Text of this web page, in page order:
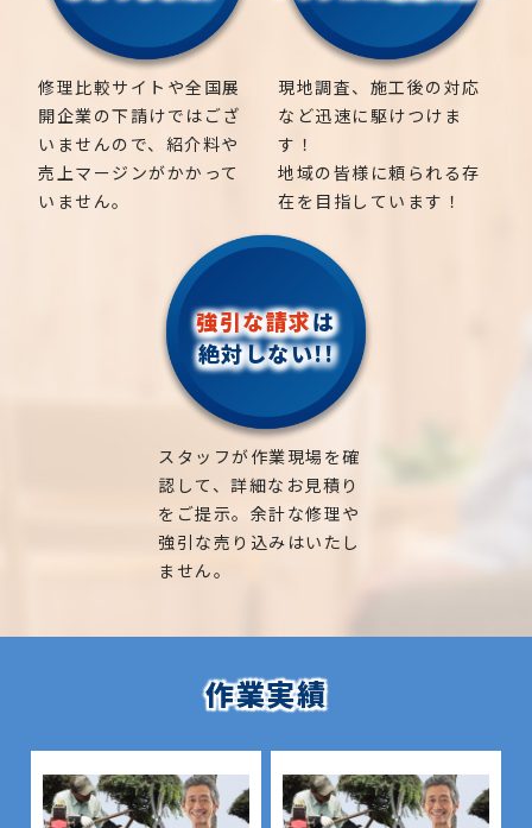
修理比較サイトや全国展
開企業の下請けではござ
いませんので、紹介料や
売上マージンがかかって
いません。
現地調査、施工後の対応
など迅速に駆けつけま
す！
地域の皆様に頼られる存
在を目指しています！
強引な請求は
絶対しない!!
スタッフが作業現場を確
認して、詳細なお見積り
をご提示。余計な修理や
強引な売り込みはいたし
ません。
作業実績